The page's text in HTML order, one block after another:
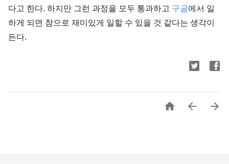
다고 한다. 하지만 그런 과정을 모두 통과하고 구글에서 일
하게 되면 참으로 재미있게 일할 수 있을 것 같다는 생각이
든다.
  